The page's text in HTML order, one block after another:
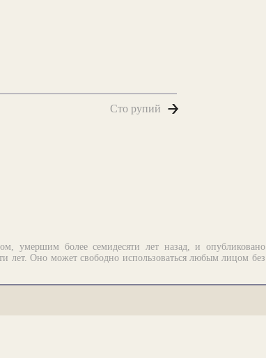
Сто рупий
умершим более семидесяти лет назад, и опубликовано
лет. Оно может свободно использоваться любым лицом без